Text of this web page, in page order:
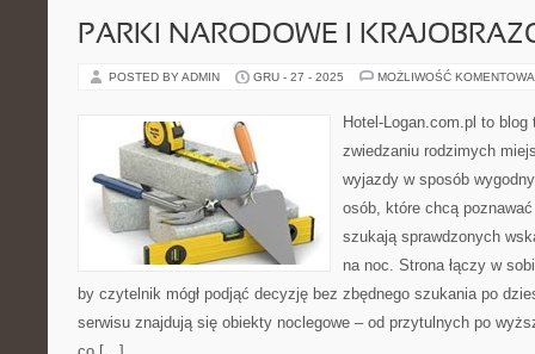
PARKI NARODOWE I
POSTED BY ADMIN GRU - 27 - 2025 MOŻLIWOŚĆ
Hotel-Logan.com.pl to
zwiedzaniu rodzimych
wyjazdy w sposób
osób, które chcą
szukają sprawdzonych
na noc. Strona łączy w
by czytelnik mógł podjąć decyzję bez zbędnego szukania po
serwisu znajdują się obiekty noclegowe – od przytulnych po